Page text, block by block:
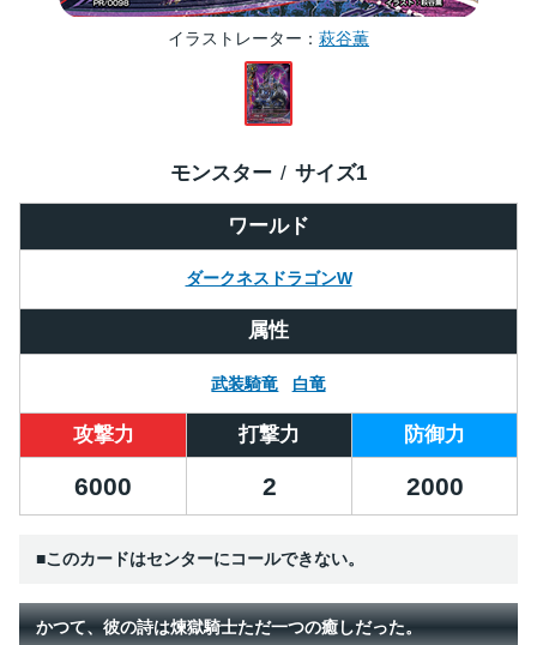
イラストレーター 萩谷薫
ワールド
ダークネスドラゴンW
モンスター サイズ1
属性
武装騎竜 白竜
攻撃力 打撃力 防御力
6000 2 2000
■このカードはセンターにコールできない。
かつて、彼の詩は煉獄騎士ただ一つの癒しだった。